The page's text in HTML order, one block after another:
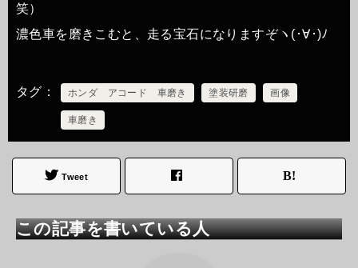
笑）
濃色車を磨きこむと、走る宝石になりますぞヽ(･∀･)ﾉ
タグ ホンダ アコード 車磨き 塗装研磨 画像
車磨き
Tweet
この記事を書いている人